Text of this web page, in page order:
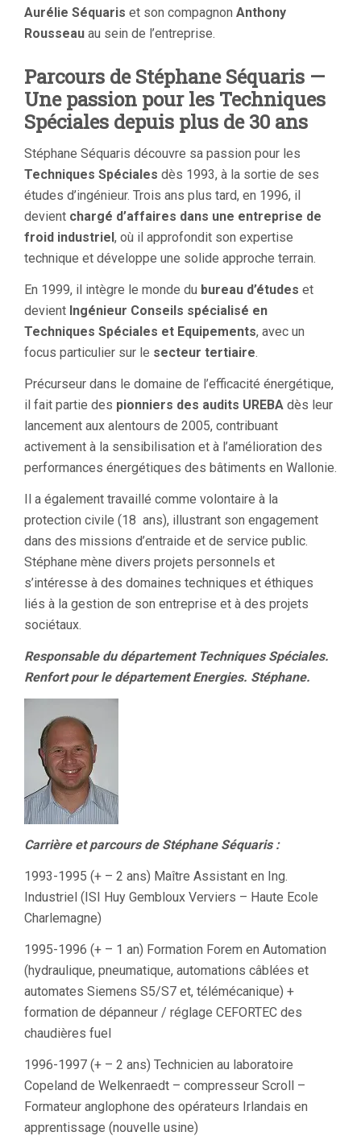
Aurélie Séquaris et son compagnon Anthony
Rousseau au sein de l’entreprise.
Parcours de Stéphane Séquaris —
Une passion pour les Techniques
Spéciales depuis plus de 30 ans
Stéphane Séquaris découvre sa passion pour les
Techniques Spéciales dès 1993, à la sortie de ses
études d’ingénieur. Trois ans plus tard, en 1996, il
devient chargé d’affaires dans une entreprise de
froid industriel, où il approfondit son expertise
technique et développe une solide approche terrain.
En 1999, il intègre le monde du bureau d’études et
devient Ingénieur Conseils spécialisé en
Techniques Spéciales et Equipements, avec un
focus particulier sur le secteur tertiaire.
Précurseur dans le domaine de l’efficacité énergétique,
il fait partie des pionniers des audits UREBA dès leur
lancement aux alentours de 2005, contribuant
activement à la sensibilisation et à l’amélioration des
performances énergétiques des bâtiments en Wallonie.
Il a également travaillé comme volontaire à la
protection civile (18 ans), illustrant son engagement
dans des missions d’entraide et de service public.
Stéphane mène divers projets personnels et
s’intéresse à des domaines techniques et éthiques
liés à la gestion de son entreprise et à des projets
sociétaux.
Responsable du département Techniques Spéciales.
Renfort pour le département Energies. Stéphane.
Carrière et parcours de Stéphane Séquaris :
1993-1995 (+ – 2 ans) Maître Assistant en Ing.
Industriel (ISI Huy Gembloux Verviers – Haute Ecole
Charlemagne)
1995-1996 (+ – 1 an) Formation Forem en Automation
(hydraulique, pneumatique, automations câblées et
automates Siemens S5/S7 et, télémécanique) +
formation de dépanneur / réglage CEFORTEC des
chaudières fuel
1996-1997 (+ – 2 ans) Technicien au laboratoire
Copeland de Welkenraedt – compresseur Scroll –
Formateur anglophone des opérateurs Irlandais en
apprentissage (nouvelle usine)